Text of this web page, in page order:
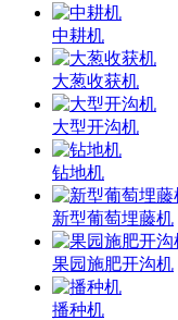
中耕机
大葱收获机
大型开沟机
钻地机
新型葡萄埋藤机
果园施肥开沟机
播种机